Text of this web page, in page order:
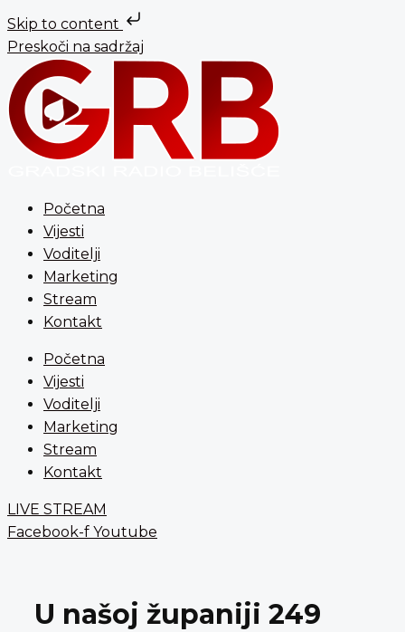
Skip to content
Preskoči na sadržaj
Početna
Vijesti
Voditelji
Marketing
Stream
Kontakt
Početna
Vijesti
Voditelji
Marketing
Stream
Kontakt
LIVE STREAM
Facebook-f Youtube
U našoj županiji 249